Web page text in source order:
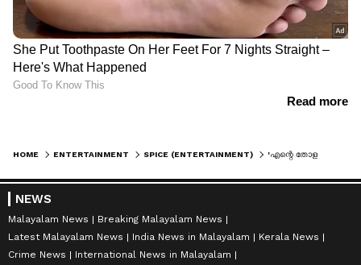
HOME ENTERTAINMENT SPICE (ENTERTAINMENT)
NEWS
Malayalam News
Breaking Malayalam News
Latest Malayalam News
India News in Malayalam
Kerala News
Crime News
International News in Malayalam